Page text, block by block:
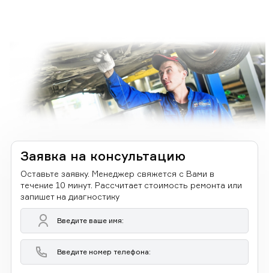
Заявка на консультацию
Оставьте заявку. Менеджер свяжется с Вами в
течение 10 минут. Рассчитает стоимость ремонта или
запишет на диагностику